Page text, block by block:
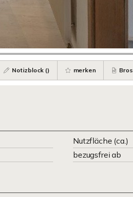
Notizblock () merken
Nutzfläche (ca.)
bezugsfrei ab